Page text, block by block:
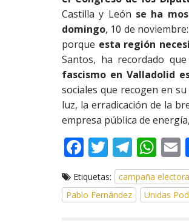
Castilla y León se ha
domingo, 10 de
porque esta región
Santos, ha recordado
fascismo en Valladolid
sociales que recogen en
luz, la erradicación de la
empresa pública de
F
e
b
T
w
itt
er
T
el
e
gr
W
h
at
s l
Etiquetas: campaña
Pablo Fernández
Unidas